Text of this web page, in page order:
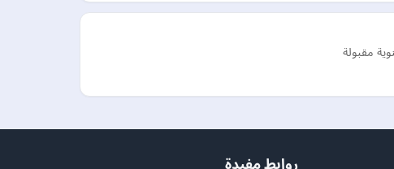
روابط مفيدة